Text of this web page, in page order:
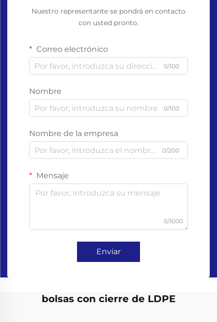
Nuestro representante se pondrá en contacto
con usted pronto.
Correo electrónico
0/100
Nombre
0/100
Nombre de la empresa
0/200
Mensaje
0/1000
Enviar
bolsas con cierre de LDPE